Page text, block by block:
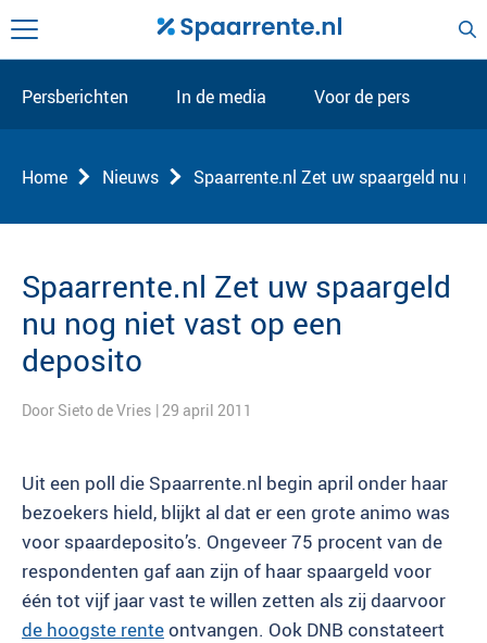
Persberichten In de media Voor de pers
Home Nieuws Spaarrente.nl Zet uw spaargeld nu
Spaarrente.nl Zet uw spaargeld
nu nog niet vast op een
deposito
Door Sieto de Vries | 29 april 2011
Uit een poll die Spaarrente.nl begin april onder haar
bezoekers hield, blijkt al dat er een grote animo was
voor spaardeposito’s. Ongeveer 75 procent van de
respondenten gaf aan zijn of haar spaargeld voor
één tot vijf jaar vast te willen zetten als zij daarvoor
de hoogste renteontvangen. Ook DNB constateert